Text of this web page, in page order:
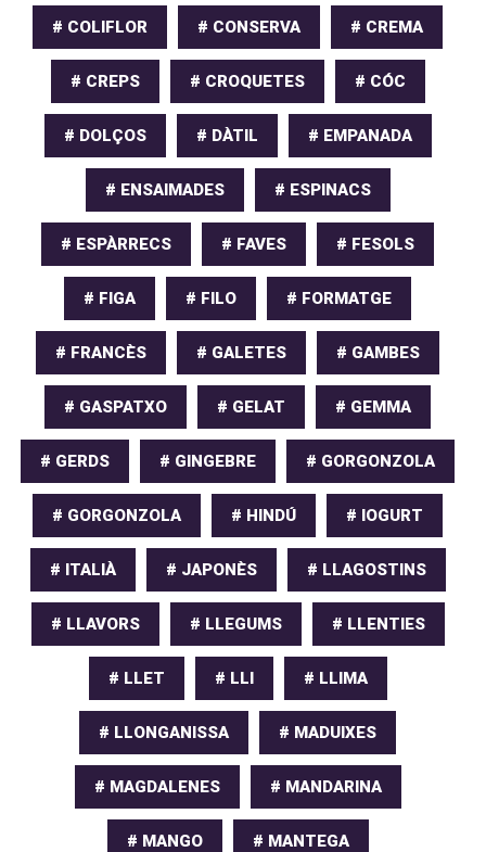
# COLIFLOR # CONSERVA # CREMA
# CREPS # CROQUETES # CÓC
# DOLÇOS # DÀTIL # EMPANADA
# ENSAIMADES # ESPINACS
# ESPÀRRECS # FAVES # FESOLS
# FIGA # FILO # FORMATGE
# FRANCÈS # GALETES # GAMBES
# GASPATXO # GELAT # GEMMA
# GERDS # GINGEBRE # GORGONZOLA
# GORGONZOLA # HINDÚ # IOGURT
# ITALIÀ # JAPONÈS # LLAGOSTINS
# LLAVORS # LLEGUMS # LLENTIES
# LLET # LLI # LLIMA
# LLONGANISSA # MADUIXES
# MAGDALENES # MANDARINA
# MANGO # MANTEGA